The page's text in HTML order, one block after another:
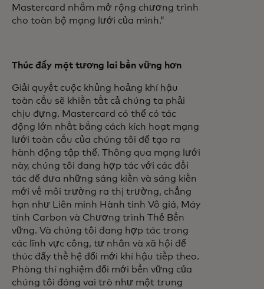
Mastercard nhằm mở rộng chương trình
cho toàn bộ mạng lưới của mình.”
Thúc đẩy một tương lai bền vững hơn
Giải quyết cuộc khủng hoảng khí hậu
toàn cầu sẽ khiến tất cả chúng ta phải
chịu đựng. Mastercard có thể có tác
động lớn nhất bằng cách kích hoạt mạng
lưới toàn cầu của chúng tôi để tạo ra
hành động tập thể. Thông qua mạng lưới
này, chúng tôi đang hợp tác với các đối
tác để đưa những sáng kiến và sáng kiến
mới về môi trường ra thị trường, chẳng
hạn như Liên minh Hành tinh Vô giá, Máy
tính Carbon và Chương trình Thẻ Bền
vững. Và chúng tôi đang hợp tác trong
các lĩnh vực công, tư nhân và xã hội để
thúc đẩy thế hệ đổi mới khí hậu tiếp theo.
Phòng thí nghiệm đổi mới bền vững của
chúng tôi đóng vai trò như một trung